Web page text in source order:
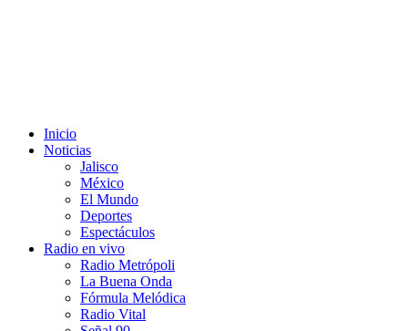
Inicio
Noticias
Jalisco
México
El Mundo
Deportes
Espectáculos
Radio en vivo
Radio Metrópoli
La Buena Onda
Fórmula Melódica
Radio Vital